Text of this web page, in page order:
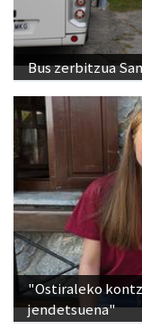
Bus zerbitzua
"Ostiraleko
jendetsuena"